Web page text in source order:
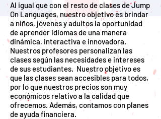
Al igual que con el resto de clases de Jump
On Languages, nuestro objetivo es brindar
a niños, jóvenes y adultos la oportunidad
de aprender idiomas de una manera
dinámica, interactiva e innovadora.
Nuestros profesores personalizan las
clases según las necesidades e intereses
de sus estudiantes. Nuestro objetivo es
que las clases sean accesibles para todos,
por lo que nuestros precios son muy
económicos relativo a la calidad que
ofrecemos. Además, contamos con planes
de ayuda financiera.